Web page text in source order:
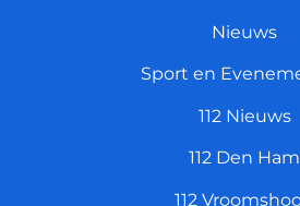
Nieuws
Sport en
112 Nieuws
112 Den Ham
112